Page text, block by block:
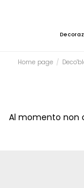
Home page
Al momento non